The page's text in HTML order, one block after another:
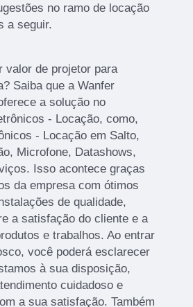
no ramo de locação
a seguir.
valor de projetor para
Saiba que a Wanfer
a solução no
- Locação, como,
- Locação em Salto,
Microfone, Datashows,
Isso acontece graças
da empresa com ótimos
de qualidade,
a satisfação do cliente e a
e trabalhos. Ao entrar
você poderá esclarecer
à sua disposição,
cuidadoso e
a sua satisfação. Também